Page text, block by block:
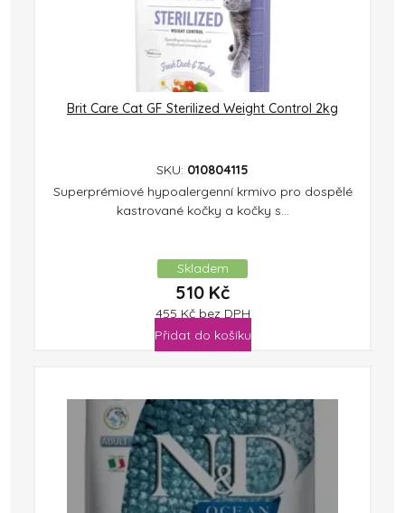
Brit Care Cat GF Sterilized Weight Control 2kg
SKU: 010804115
Superprémiové hypoalergenní krmivo pro dospělé
kastrované kočky a kočky s...
Skladem
510 Kč
455 Kč bez DPH
Přidat do košíku